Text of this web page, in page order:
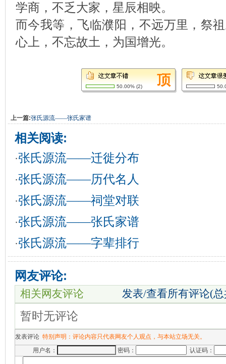
学商，不乏大家，星辰相映。
而今我等，飞临濮阳，不远万里，祭
心上，不忘故土，为国增光。
50.00% (2)
上一篇:张氏源流——张氏家谱
相关阅读:
·张氏源流——迁徙分布
·张氏源流——历代名人
·张氏源流——祠堂对联
·张氏源流——张氏家谱
·张氏源流——字辈排行
网友评论:
相关网友评论 发表/查看所有评论(
暂时无评论
发表评论 特别声明：评论内容只代表网友个人观点，与本站立场无关。
用户名：
密码： 认证码：